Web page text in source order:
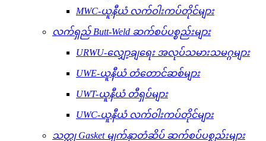
MWC-ယူနီယံ လက်ဝါးကပ်တိုင်များ
လက်ရှည် Butt-Weld ဆက်စပ်ပစ္စည်းများ
URWU-လျှော့ချရေး အလုပ်သမားသမဂ္ဂများ
UWE-ယူနီယံ တံတောင်ဆစ်များ
UWT-ယူနီယံ တီရှပ်များ
UWC-ယူနီယံ လက်ဝါးကပ်တိုင်များ
သတ္တု Gasket မျက်နှာတံဆိပ် ဆက်စပ်ပစ္စည်းများ